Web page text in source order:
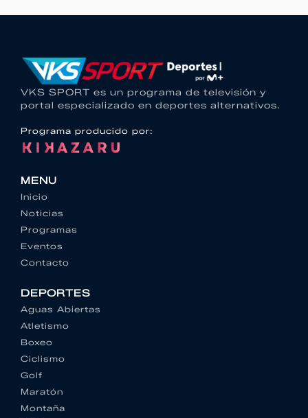
VKS SPORT es un programa de televisión y
portal especializado en deportes alternativos.
Programa producido por:
MENU
Inicio
Noticias
Programas
Eventos
Contacto
DEPORTES
Aguas Abiertas
Atletismo
Boxeo
Ciclismo
Golf
Maratón
Montaña